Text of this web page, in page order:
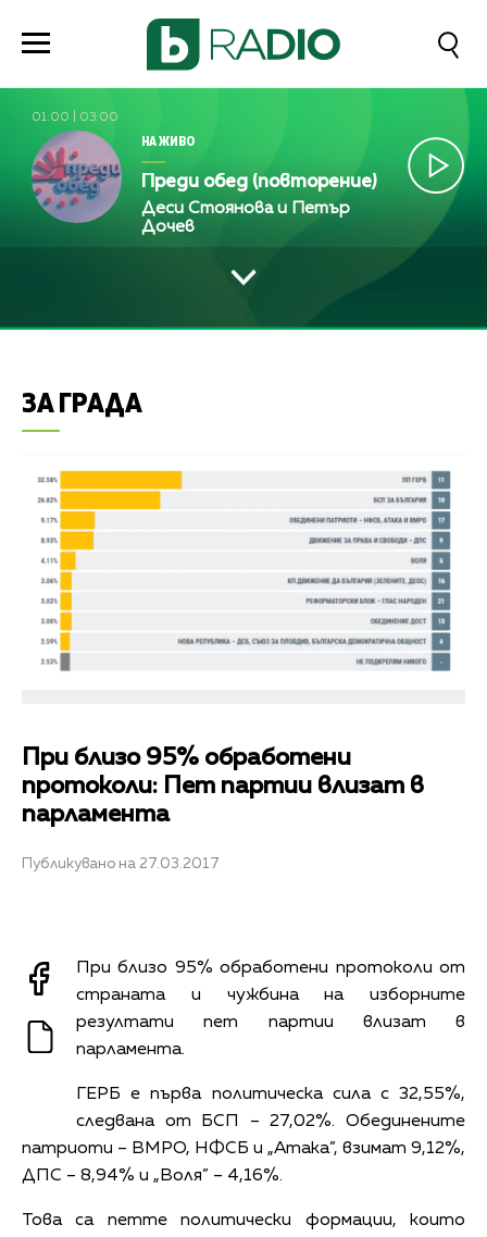
01:00 03:00
НА ЖИВО
Преди обед (повторение)
Деси Стоянова и Петър
Дочев
ЗА ГРАДА
При близо 95% обработени
протоколи: Пет партии влизат в
парламента
Публикувано на 27.03.2017
При близо 95% обработени протоколи от
страната и чужбина на изборните
резултати пет партии влизат в
парламента.
ГЕРБ е първа политическа сила с 32,55%,
следвана от БСП – 27,02%. Обединените
патриоти – ВМРО, НФСБ и „Атака”, взимат 9,12%,
ДПС – 8,94% и „Воля” – 4,16%.
Това са петте политически формации, които